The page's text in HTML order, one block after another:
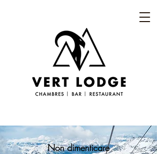
Non dimenticare